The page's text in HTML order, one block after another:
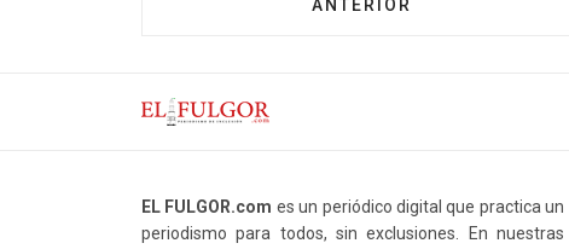
ANTERIOR
EL FULGOR.com es un periódico digital que practica un
periodismo para todos, sin exclusiones. En nuestras